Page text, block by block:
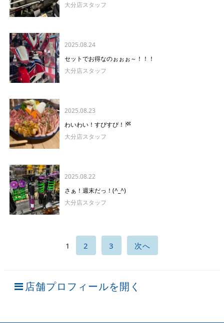
大分店スタッフ
2025.08.24
セットでお得なのぉぉぉ～！！！
大分店スタッフ
2025.08.23
わいわい！すぴすぴ！
大分店スタッフ
2025.08.22
さぁ！週末だっ！(^_^)
大分店スタッフ
1 2 3 次へ
店舗プロフィールを開く